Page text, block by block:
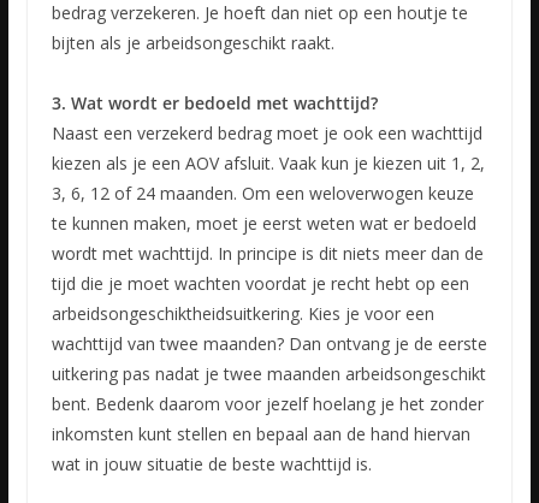
bedrag verzekeren. Je hoeft dan niet op een houtje te
bijten als je arbeidsongeschikt raakt.
3. Wat wordt er bedoeld met wachttijd?
Naast een verzekerd bedrag moet je ook een wachttijd
kiezen als je een AOV afsluit. Vaak kun je kiezen uit 1, 2,
3, 6, 12 of 24 maanden. Om een weloverwogen keuze
te kunnen maken, moet je eerst weten wat er bedoeld
wordt met wachttijd. In principe is dit niets meer dan de
tijd die je moet wachten voordat je recht hebt op een
arbeidsongeschiktheidsuitkering. Kies je voor een
wachttijd van twee maanden? Dan ontvang je de eerste
uitkering pas nadat je twee maanden arbeidsongeschikt
bent. Bedenk daarom voor jezelf hoelang je het zonder
inkomsten kunt stellen en bepaal aan de hand hiervan
wat in jouw situatie de beste wachttijd is.